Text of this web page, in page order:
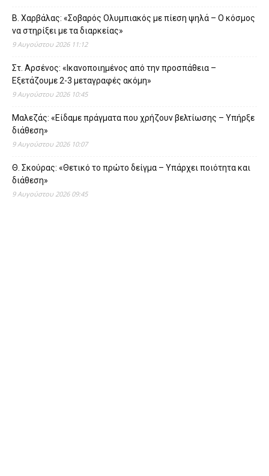
Β. Χαρβάλας: «Σοβαρός Ολυμπιακός με πίεση ψηλά – Ο κόσμος
να στηρίξει με τα διαρκείας»
9 Αυγούστου 2026 11:12
Στ. Αρσένος: «Ικανοποιημένος από την προσπάθεια –
Εξετάζουμε 2-3 μεταγραφές ακόμη»
9 Αυγούστου 2026 10:45
Μαλεζάς: «Είδαμε πράγματα που χρήζουν βελτίωσης – Υπήρξε
διάθεση»
9 Αυγούστου 2026 10:07
Θ. Σκούρας: «Θετικό το πρώτο δείγμα – Υπάρχει ποιότητα και
διάθεση»
9 Αυγούστου 2026 09:45